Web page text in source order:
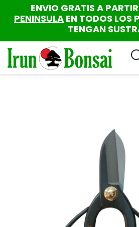
ENVIO GRATIS A
PENINSULA EN TODOS LOS
TENGAN